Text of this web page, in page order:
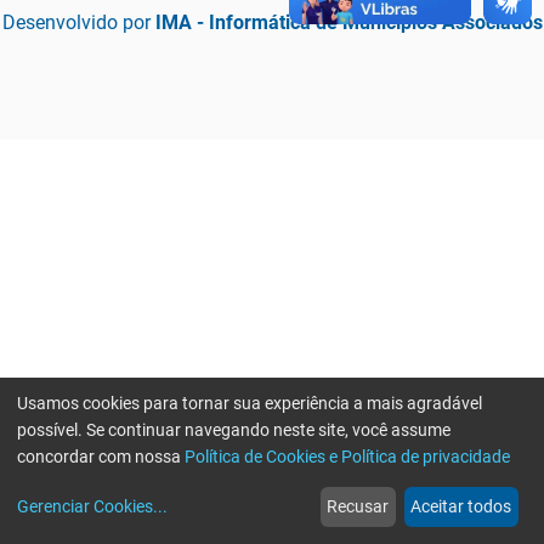
Desenvolvido por IMA - Informática de Municípios Associados
web
Notícias
more_horiz
Mais
Usamos cookies para tornar sua experiência a mais agradável
possível. Se continuar navegando neste site, você assume
concordar com nossa Política de Cookies e Política de privacidade
Gerenciar Cookies... Recusar Aceitar todos
Erro ao enviar informações, por favor tente novamente